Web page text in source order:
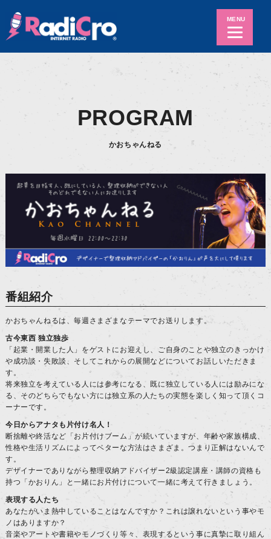
MENU
PROGRAM
かおちゃんねる
番組紹介
かおちゃんねるは、毎週さまざまなテーマでお送りします。
古今東西 独立独歩
「起業・開業した人」をゲストにお迎えし、ご自身のことや独立のきっかけ
や成功談・失敗談、そしてこれからの展開などについてお話しいただきま
す。
将来独立を考えている人には参考になる、既に独立している人には励みにな
る、そのどちらでもない方には独立系の人たちの実態を楽しく知って頂くコ
ーナーです。
今日からアナタも片付け名人！
断捨離や終活など「お片付けブーム」が続いていますが、年齢や家族構成、
性格や生活リズムによってベターな方法はさまざま。つまり正解はないんで
す。
デザイナーでありながら整理収納アドバイザー2級認定講座・講師の資格も
持つ「かおりん」と一緒にお片付けについて一緒に考えて行きましょう。
表現する人たち
あなたがいま熱中していることはなんですか？これは譲れないという事やモ
ノはありますか？
音楽やアートや書籍やモノづくり等々、表現するという事に真摯に取り組ん